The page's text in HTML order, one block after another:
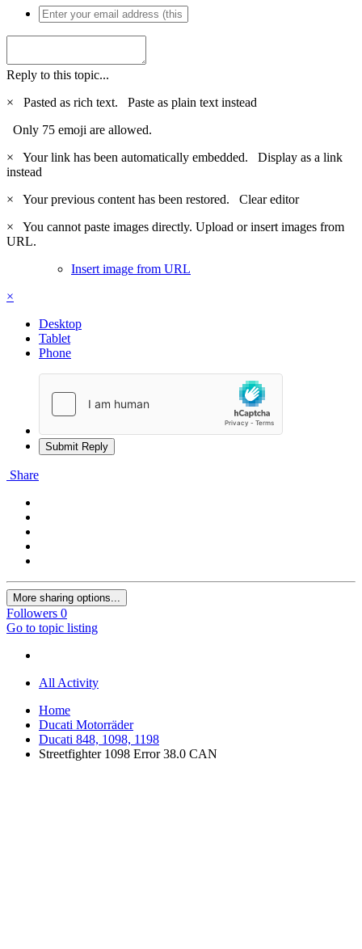
Reply to this topic...
×
Pasted as rich text. Paste as plain text instead
Only 75 emoji are allowed.
×
Your link has been automatically embedded. Display as a link
instead
×
Your previous content has been restored. Clear editor
×
You cannot paste images directly. Upload or insert images from
URL.
Insert image from URL
×
Desktop
Tablet
Phone
Submit Reply
Share
More sharing options...
Followers 0
Go to topic listing
All Activity
Home
Ducati Motorräder
Ducati 848, 1098, 1198
Streetfighter 1098 Error 38.0 CAN